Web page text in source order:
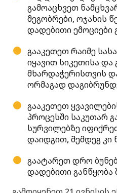
გამოაცხვეთ
მეგობრები, ოჯახის
დადებითი ემოციები
გააკეთეთ რაიმე
იყავით სიკეთისა
მხარდაჭერისთვის
ორმაგად
გააკეთეთ
პროცესში საკუთარ
სურვილებზე
დაიდგით, შემდეგ კი
გაატარეთ დრო
დადებითი განწყობა